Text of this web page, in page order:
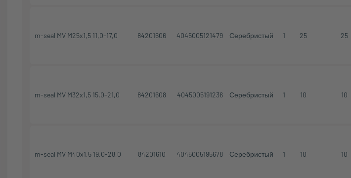
m-seal MV M25x1,5 11,0-17,0 84201606 4045005121479 Серебристый 1 25 25
m-seal MV M32x1,5 15,0-21,0 84201608 4045005191236 Серебристый 1 10 10
m-seal MV M40x1,5 19,0-28,0 84201610 4045005195678 Серебристый 1 10 10